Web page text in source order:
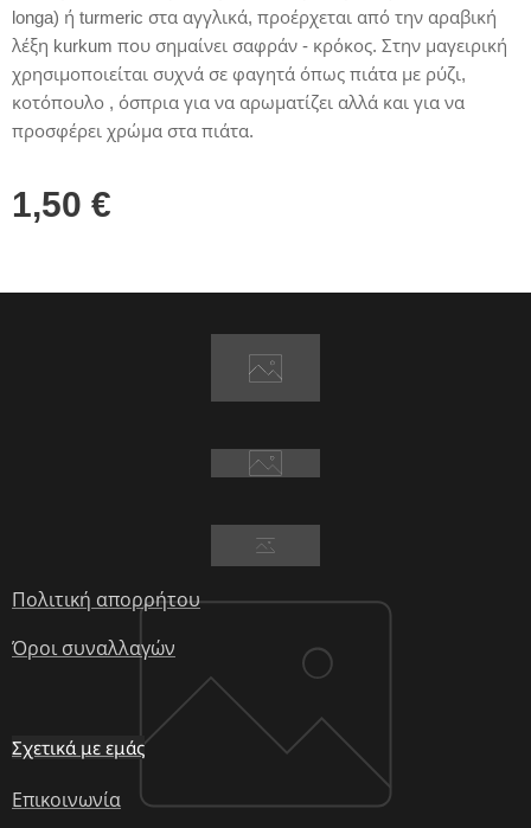
longa) ή turmeric στα αγγλικά, προέρχεται από την αραβική
λέξη kurkum που σημαίνει σαφράν - κρόκος. Στην μαγειρική
χρησιμοποιείται συχνά σε φαγητά όπως πιάτα με ρύζι,
κοτόπουλο , όσπρια για να αρωματίζει αλλά και για να
προσφέρει χρώμα στα πιάτα.
1,50 €
Πολιτική απορρήτου
Όροι συναλλαγών
Σχετικά με εμάς
Επικοινωνία